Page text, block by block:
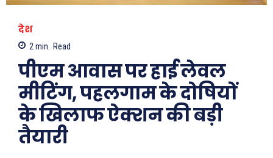
देश
2 min. Read
पीएम आवास पर हाई लेवल
मीटिंग, पहलगाम के दोषियों
के खिलाफ ऐक्शन की बड़ी
तैयारी